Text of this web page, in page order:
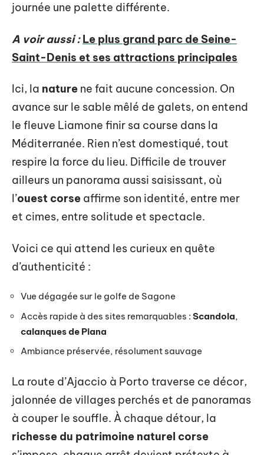
journée une palette différente.
A voir aussi : Le plus grand parc de Seine-
Saint-Denis et ses attractions principales
Ici, la nature ne fait aucune concession. On
avance sur le sable mêlé de galets, on entend
le fleuve Liamone finir sa course dans la
Méditerranée. Rien n’est domestiqué, tout
respire la force du lieu. Difficile de trouver
ailleurs un panorama aussi saisissant, où
l’ouest corse affirme son identité, entre mer
et cimes, entre solitude et spectacle.
Voici ce qui attend les curieux en quête
d’authenticité :
Vue dégagée sur le golfe de Sagone
Accès rapide à des sites remarquables : Scandola,
calanques de Piana
Ambiance préservée, résolument sauvage
La route d’Ajaccio à Porto traverse ce décor,
jalonnée de villages perchés et de panoramas
à couper le souffle. À chaque détour, la
richesse du patrimoine naturel corse